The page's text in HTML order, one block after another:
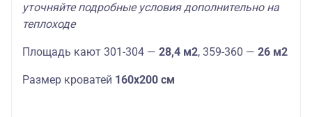
уточняйте подробные условия дополнительно на
теплоходе
Площадь кают 301-304 — 28,4 м2, 359-360 — 26 м2
Размер кроватей 160х200 см